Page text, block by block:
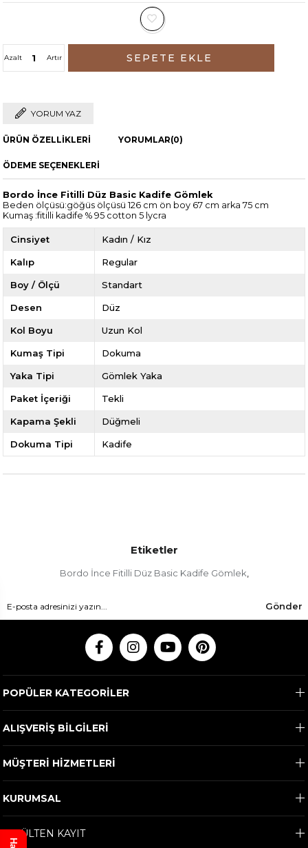
Artır
Azalt
YORUM YAZ
ÜRÜN ÖZELLIKLERI YORUMLAR(0)
ÖDEME SEÇENEKLERI
Bordo İnce Fitilli Düz Basic Kadife Gömlek
Beden ölçüsü:göğüs ölçüsü 126 cm ön boy 67 cm arka 75 cm
Kumaş :fitilli kadife % 95 cotton 5 lycra
Cinsiyet Kadın / Kız
Kalıp Regular
Boy / Ölçü Standart
Desen Düz
Kol Boyu Uzun Kol
Kumaş Tipi Dokuma
Yaka Tipi Gömlek Yaka
Paket İçeriği Tekli
Kapama Şekli Düğmeli
Dokuma Tipi Kadife
Etiketler
Bordo İnce Fitilli Düz Basic Kadife Gömlek,
Gönder
POPÜLER KATEGORİLER
ALIŞVERİŞ BİLGİLERİ
MÜŞTERİ HİZMETLERİ
KURUMSAL
E-BÜLTEN KAYIT